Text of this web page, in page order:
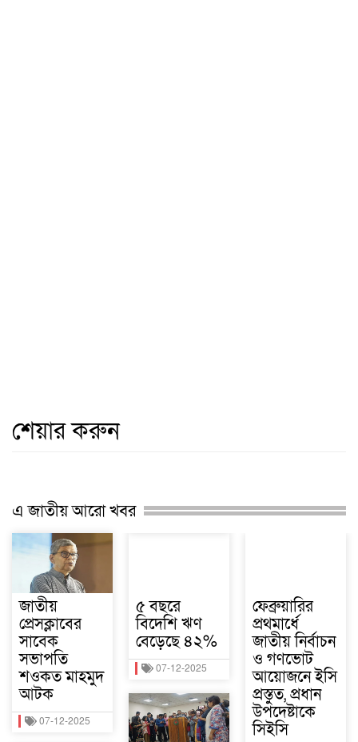
শেয়ার করুন
এ জাতীয় আরো খবর
জাতীয়
প্রেসক্লাবের
সাবেক
সভাপতি
শওকত মাহমুদ
আটক
07-12-2025
৫ বছরে
বিদেশি ঋণ
বেড়েছে ৪২%
07-12-2025
ফেব্রুয়ারির
প্রথমার্ধে
জাতীয় নির্বাচন
ও গণভোট
আয়োজনে ইসি
প্রস্তুত, প্রধান
উপদেষ্টাকে
সিইসি